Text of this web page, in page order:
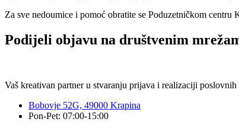
Za sve nedoumice i pomoć obratite se Poduzetničkom centru
Podijeli objavu na društvenim
Vaš kreativan partner u stvaranju prijava i realizaciji poslovnih
Bobovje 52G, 49000 Krapina
Pon-Pet: 07:00-15:00